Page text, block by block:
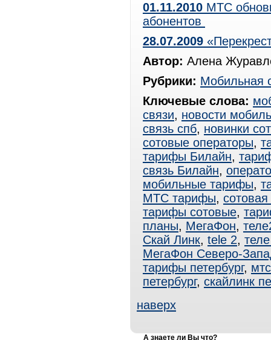
01.11.2010 МТС
абонентов
28.07.2009
Автор: Алена
Рубрики: Мобильная
Ключевые слова:
связи, новости
связь спб, новинки
сотовые операторы,
тарифы Билайн,
связь Билайн,
мобильные тарифы,
МТС тарифы,
тарифы сотовые,
планы, МегаФон,
Скай Линк, tele 2,
МегаФон Северо-
тарифы петербург,
петербург, скайлинк
наверх
А знаете ли Вы что?